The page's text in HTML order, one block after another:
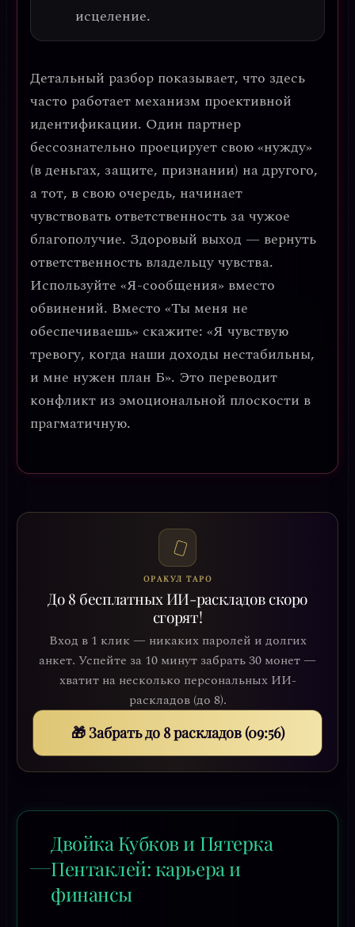
исцеление.
Детальный разбор показывает, что здесь
часто работает механизм проективной
идентификации. Один партнер
бессознательно проецирует свою «нужду»
(в деньгах, защите, признании) на другого,
а тот, в свою очередь, начинает
чувствовать ответственность за чужое
благополучие. Здоровый выход — вернуть
ответственность владельцу чувства.
Используйте «Я-сообщения» вместо
обвинений. Вместо «Ты меня не
обеспечиваешь» скажите: «Я чувствую
тревогу, когда наши доходы нестабильны,
и мне нужен план Б». Это переводит
конфликт из эмоциональной плоскости в
прагматичную.
ОРАКУЛ ТАРО
До 8 бесплатных ИИ-раскладов скоро
сгорят!
Вход в 1 клик — никаких паролей и долгих
анкет. Успейте за 10 минут забрать 30 монет —
хватит на несколько персональных ИИ-
раскладов (до 8).
🎁 Забрать до 8 раскладов (09:53)
Двойка Кубков и Пятерка
Пентаклей: карьера и
финансы